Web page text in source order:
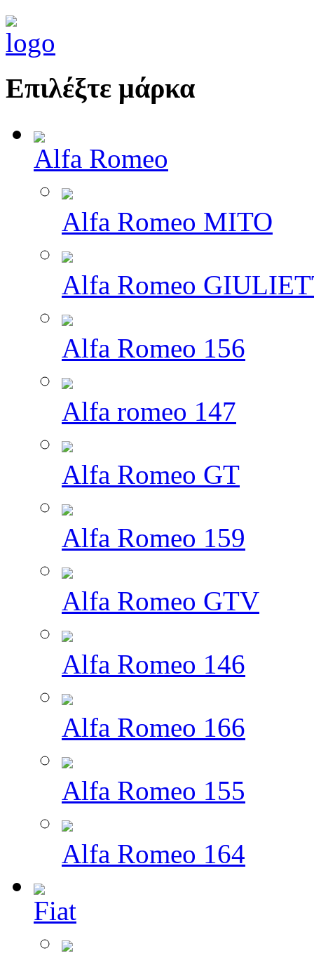
Επιλέξτε μάρκα
Alfa Romeo
Alfa Romeo MITO
Alfa Romeo
Alfa Romeo 156
Alfa romeo 147
Alfa Romeo GT
Alfa Romeo 159
Alfa Romeo GTV
Alfa Romeo 146
Alfa Romeo 166
Alfa Romeo 155
Alfa Romeo 164
Fiat